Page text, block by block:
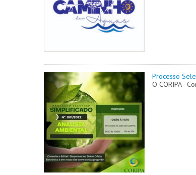
Processo
O CORIPA -